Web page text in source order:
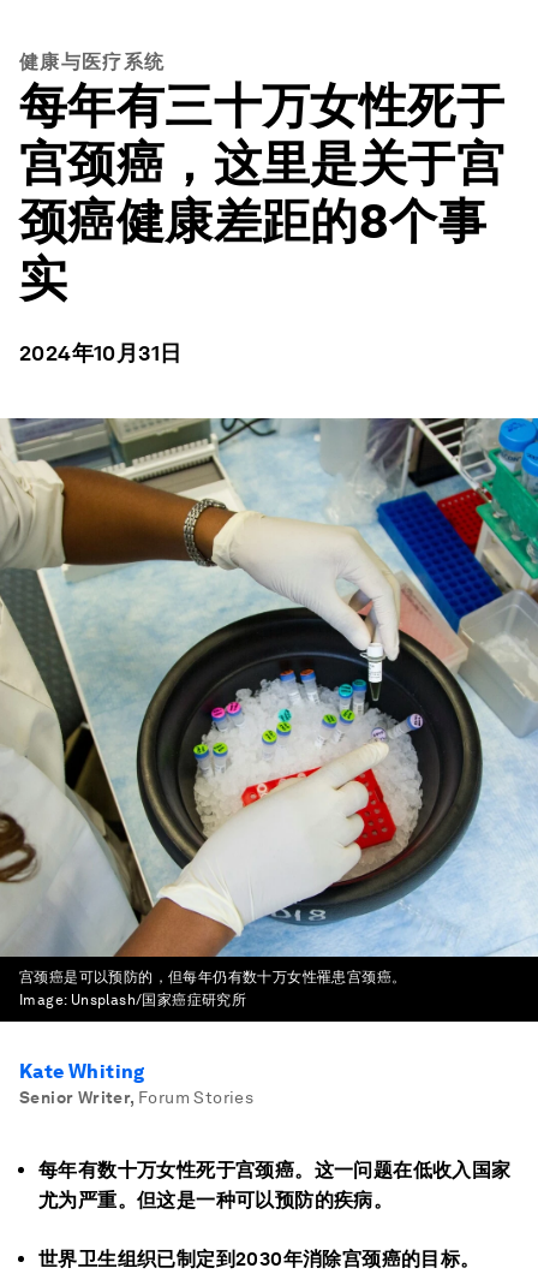
健康与医疗系统
每年有三十万女性死于
宫颈癌，这里是关于宫
颈癌健康差距的8个事
实
2024年10月31日
宫颈癌是可以预防的，但每年仍有数十万女性罹患宫颈癌。
Image: Unsplash/国家癌症研究所
Kate Whiting
Senior Writer, Forum Stories
每年有数十万女性死于宫颈癌。这一问题在低收入国家
尤为严重。但这是一种可以预防的疾病。
世界卫生组织已制定到2030年消除宫颈癌的目标。